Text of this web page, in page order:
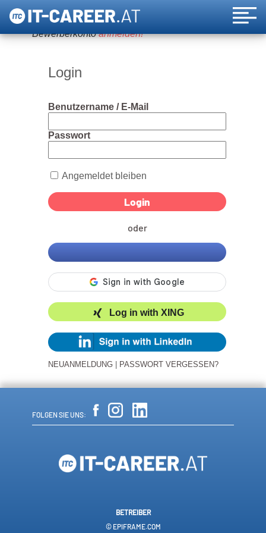
Um diese Funktion nutzen zu können, bitte ein
Bewerberkontoanmelden!
Login
Benutzername / E-Mail
Passwort
Angemeldet bleiben
oder
Log in with XING
NEUANMELDUNG PASSWORT VERGESSEN?
FOLGEN SIE UNS:
BETREIBER
© EPIFRAME.COM